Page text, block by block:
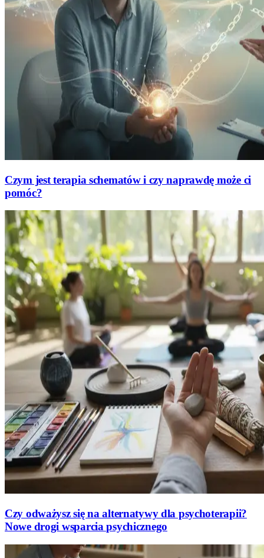
Czym jest terapia schematów i czy naprawdę może ci
pomóc?
Czy odważysz się na alternatywy dla psychoterapii?
Nowe drogi wsparcia psychicznego